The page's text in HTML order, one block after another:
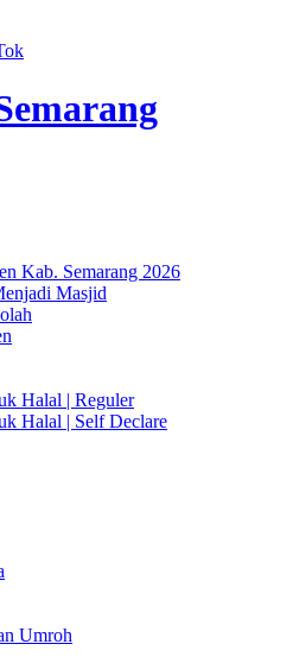
Kab. Semarang 2026
Masjid
Halal | Reguler
Halal | Self Declare
Umroh